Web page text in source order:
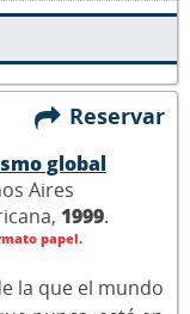
Reservar
global
Aires
1999.
papel.
la que el mundo